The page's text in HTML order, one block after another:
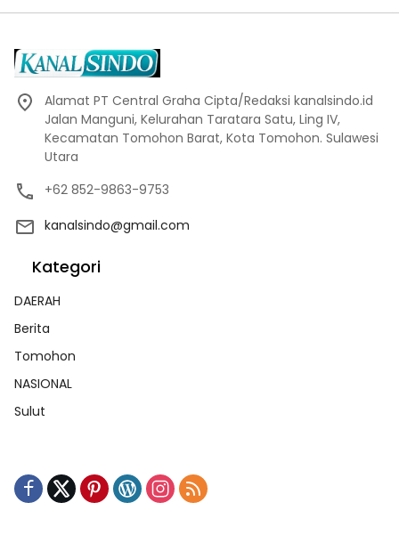
Alamat PT Central Graha Cipta/Redaksi kanalsindo.id
Jalan Manguni, Kelurahan Taratara Satu, Ling IV,
Kecamatan Tomohon Barat, Kota Tomohon. Sulawesi
Utara
+62 852-9863-9753
kanalsindo@gmail.com
Kategori
DAERAH
Berita
Tomohon
NASIONAL
Sulut